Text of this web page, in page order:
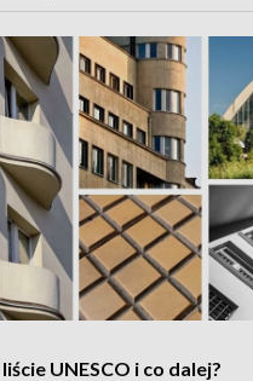
UNESCO i co dalej?